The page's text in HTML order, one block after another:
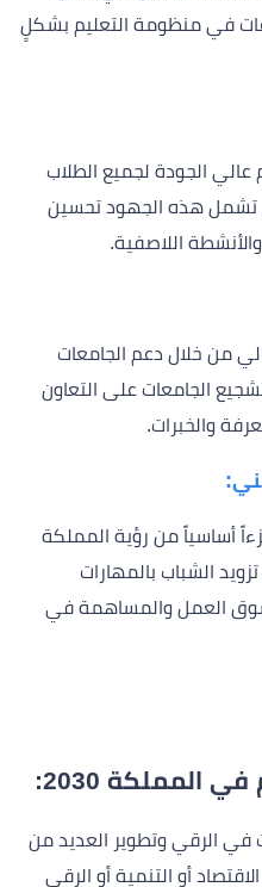
في منظومة التعليم بشكلٍ
تعليم عالي الجودة لجميع الطلاب
تشمل هذه الجهود تحسين
اللاصفية.
من خلال دعم الجامعات
الجامعات على التعاون
والخبرات.
أساسياً من رؤية المملكة
الشباب بالمهارات
سوق العمل والمساهمة في
المملكة 2030:
في الرقي وتطوير العديد من
أو التنمية أو الرقي